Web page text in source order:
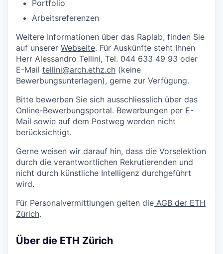
Portfolio
Arbeitsreferenzen
Weitere Informationen über das Raplab, finden Sie
auf unserer Webseite. Für Auskünfte steht Ihnen
Herr Alessandro Tellini, Tel. 044 633 49 93 oder
E-Mail tellini@arch.ethz.ch (keine
Bewerbungsunterlagen), gerne zur Verfügung.
Bitte bewerben Sie sich ausschliesslich über das
Online-Bewerbungsportal. Bewerbungen per E-
Mail sowie auf dem Postweg werden nicht
berücksichtigt.
Gerne weisen wir darauf hin, dass die Vorselektion
durch die verantwortlichen Rekrutierenden und
nicht durch künstliche Intelligenz durchgeführt
wird.
Für Personalvermittlungen gelten die AGB der ETH
Zürich.
Über die ETH Zürich